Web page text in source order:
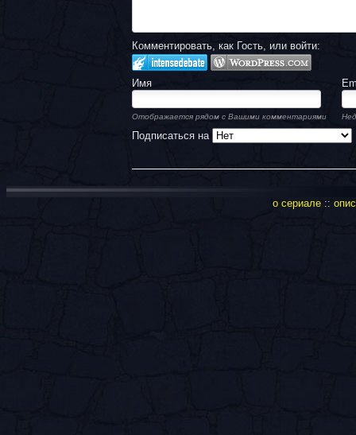
Комментировать, как Гость, или войти:
Имя
Отображается рядом с Вашими комментариями
Подписаться на
о сериале::